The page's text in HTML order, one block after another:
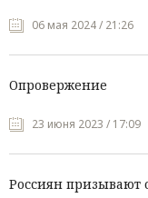
06 мая 2024 / 21:26
Опровержение
23 июня 2023 / 17:09
Россиян призывают